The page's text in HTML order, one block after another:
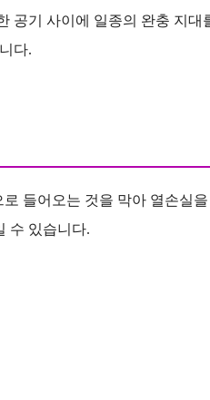
공기 사이에 일종의 완충 지대
다.
들어오는 것을 막아 열손실을
수 있습니다​​.